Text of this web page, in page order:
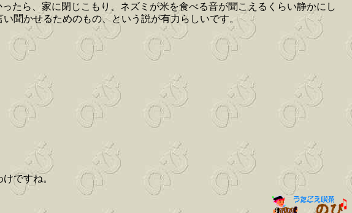
たら、家に閉じこもり、ネズミが米を食べる音が聞こえるくらい静かにし
聞かせるためのもの、という説が有力らしいです。
ですね。